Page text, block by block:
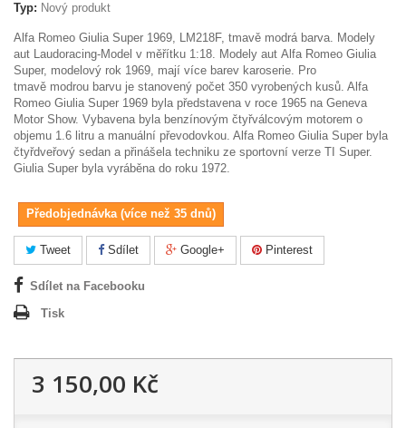
Typ: Nový produkt
Alfa Romeo Giulia Super 1969, LM218F, tmavě modrá barva. Modely
aut Laudoracing-Model v měřítku 1:18. Modely aut Alfa Romeo Giulia
Super, modelový rok 1969, mají více barev karoserie. Pro
tmavě modrou barvu je stanovený počet 350 vyrobených kusů. Alfa
Romeo Giulia Super 1969 byla představena v roce 1965 na Geneva
Motor Show. Vybavena byla benzínovým čtyřválcovým motorem o
objemu 1.6 litru a manuální převodovkou. Alfa Romeo Giulia Super byla
čtyřdveřový sedan a přinášela techniku ze sportovní verze TI Super.
Giulia Super byla vyráběna do roku 1972.
Předobjednávka (více než 35 dnů)
Tweet Sdílet Google+ Pinterest
Sdílet na Facebooku
Tisk
3 150,00 Kč